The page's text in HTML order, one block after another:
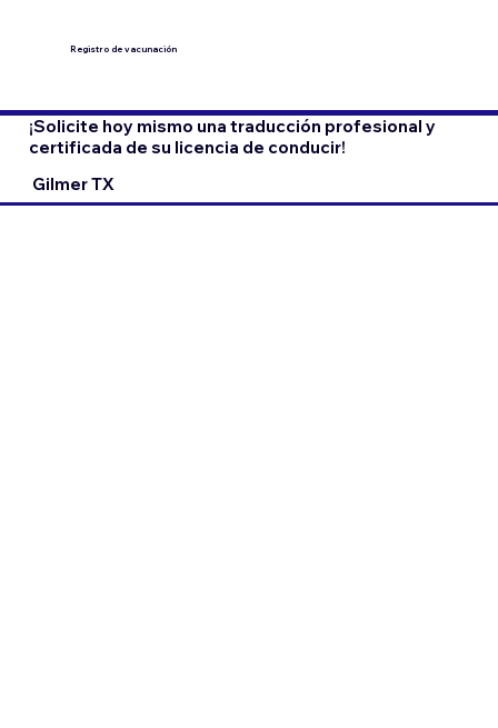
Registro de vacunación
¡Solicite hoy mismo una traducción profesional y
certificada de su licencia de conducir!
Gilmer TX